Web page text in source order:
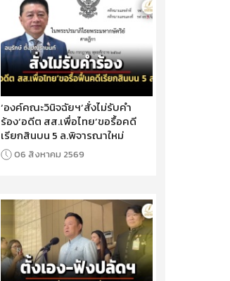
‘องค์คณะวินิจฉัยฯ’สั่งไม่รับคำ
ร้อง‘อดีต สส.เพื่อไทย’ขอรื้อคดี
เรียกสินบน 5 ล.พิจารณาใหม่
06 สิงหาคม 2569